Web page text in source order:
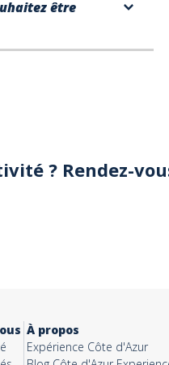
être
? Rendez-
À propos
Expérience Côte d'Azur